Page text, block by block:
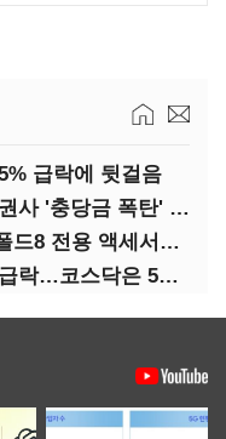
급락에 뒷걸음
국고채 담합 과징금 철퇴…증권사 '충당금 폭탄' 우려
엑스플러스, 갤럭시 Z 플립8·폴드8 전용 액세서리 출시
코스피, 반도체 쇼크에 4%대 급락…코스닥은 5거래일째 상승